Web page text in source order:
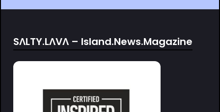
SΛLTY.LΛVΛ – Island.News.Magazine